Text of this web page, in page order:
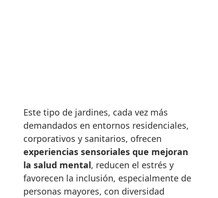
Este tipo de jardines, cada vez más
demandados en entornos residenciales,
corporativos y sanitarios, ofrecen
experiencias sensoriales que mejoran
la salud mental, reducen el estrés y
favorecen la inclusión, especialmente de
personas mayores, con diversidad